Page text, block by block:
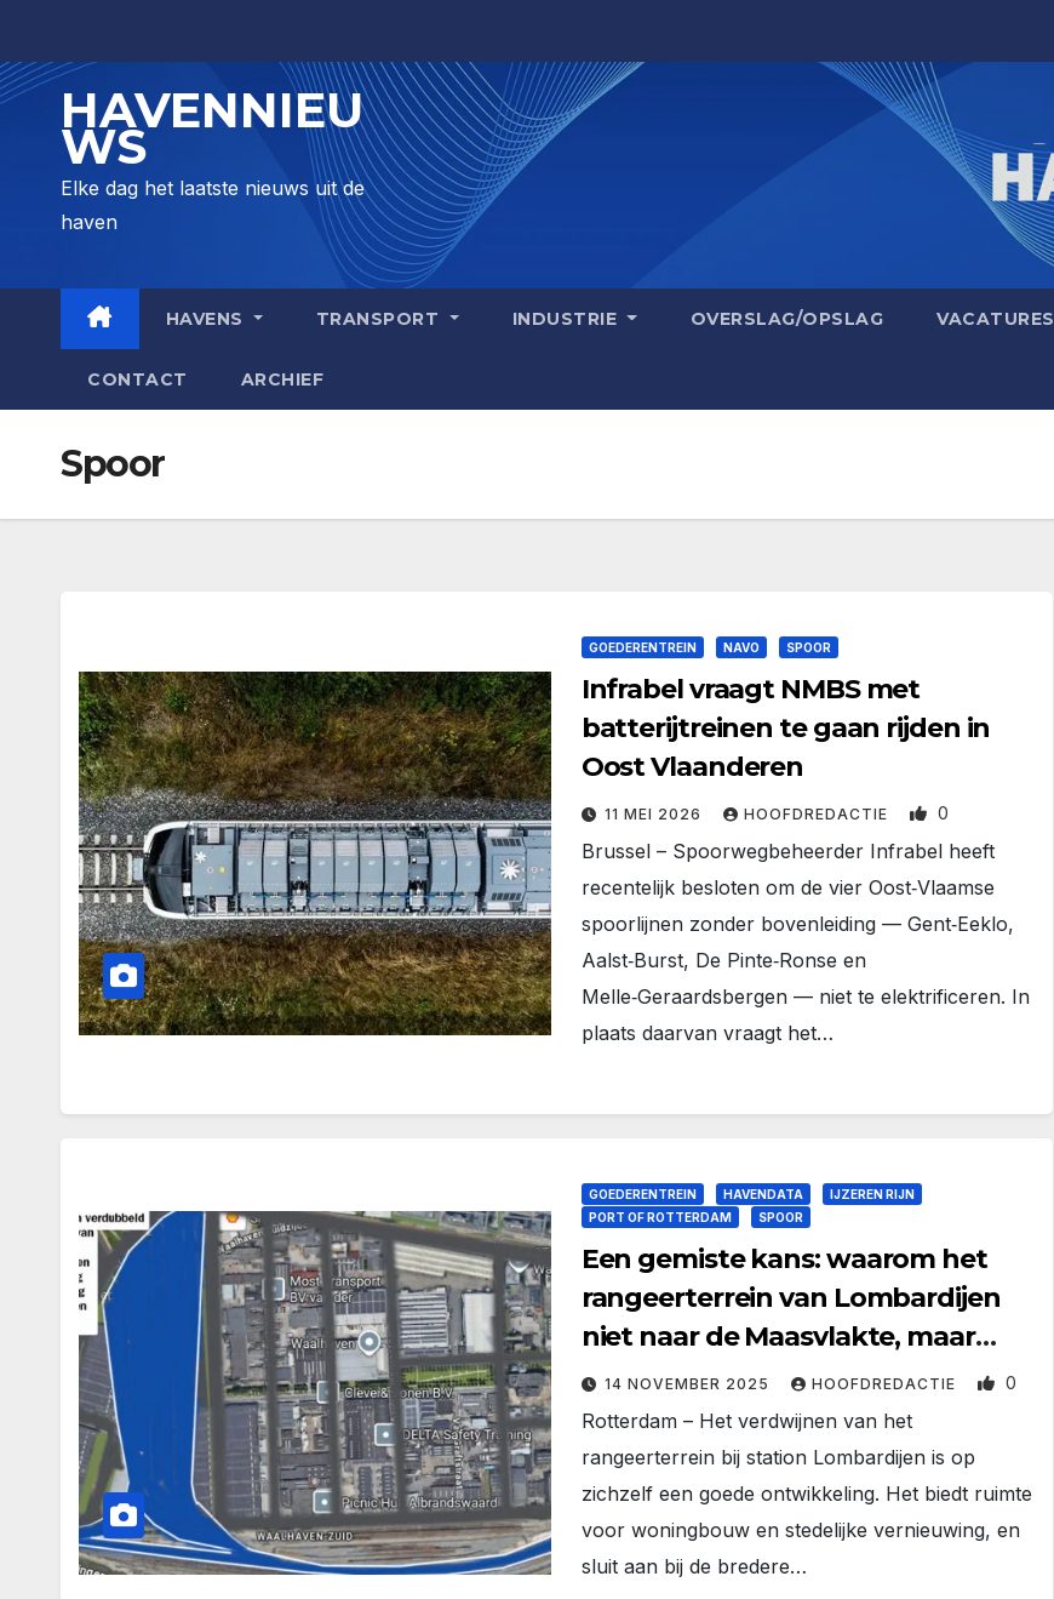
contentHAVENNIEU
WS
Elke dag het laatste nieuws uit de
haven
HAVENS TRANSPORT INDUSTRIE OVERSLAG/OPSLAG VACATURES
CONTACT ARCHIEF
Spoor
GOEDERENTREIN NAVO SPOOR
Infrabel vraagt NMBS met
batterijtreinen te gaan rijden in
Oost Vlaanderen
11 MEI 2026 HOOFDREDACTIE 0
Brussel – Spoorwegbeheerder Infrabel heeft
recentelijk besloten om de vier Oost‑Vlaamse
spoorlijnen zonder bovenleiding — Gent‑Eeklo,
Aalst‑Burst, De Pinte‑Ronse en
Melle‑Geraardsbergen — niet te elektrificeren. In
plaats daarvan vraagt het…
GOEDERENTREIN HAVENDATA
IJZEREN RIJN
PORT OF ROTTERDAM
SPOOR
Een gemiste kans: waarom het
rangeerterrein van Lombardijen
niet naar de Maasvlakte, maar
naar de Waalhaven zou moeten
verhuizen
14 NOVEMBER 2025 HOOFDREDACTIE 0
Rotterdam – Het verdwijnen van het
rangeerterrein bij station Lombardijen is op
zichzelf een goede ontwikkeling. Het biedt ruimte
voor woningbouw en stedelijke vernieuwing, en
sluit aan bij de bredere…